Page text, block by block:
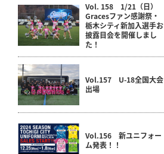
Vol. 158 1/21（日）
Gracesファン感謝祭・
栃木シティ新加入選手お
披露目会を開催しまし
た！
Vol.157 U-18全国大会
出場
Vol.156 新ユニフォー
ム発表！！